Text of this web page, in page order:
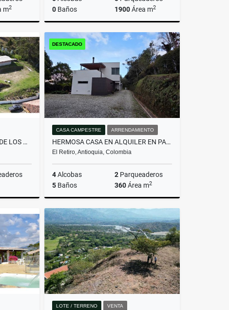
m2
Venta
0 Baños 1900Área m2
Venta
$750.000.000
LOTE SAN CRISTÓBAL, UNO DE LOS MEJORES LOTES DE LA PARCELACIÓN
Venta
DESTACADO
CASA CAMPESTRE ARRENDAMIENTO
HERMOSA CASA EN ALQUILER EN PARCELACIÓN CAMPESTRE EN EL RETIRO
El Retiro, Antioquia, Colombia
4Alcobas 2 Parqueaderos
5 Baños 360Área m2
Arrendamiento
$13.000.000
LOTE / TERRENO VENTA